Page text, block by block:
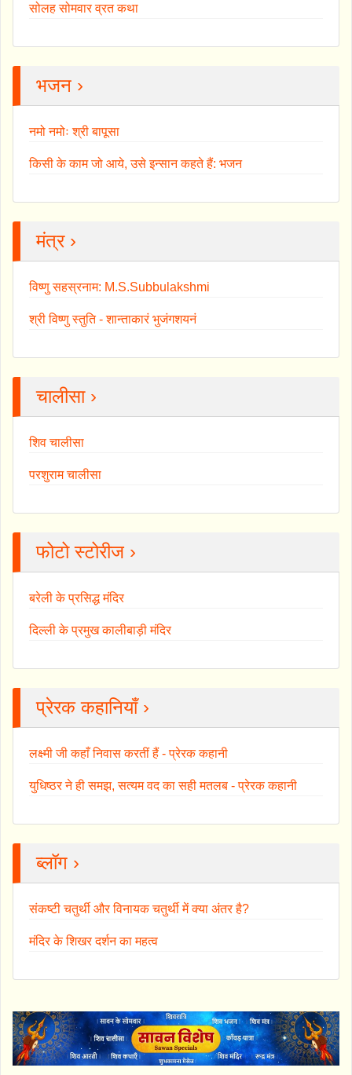
सोलह सोमवार व्रत कथा
भजन ›
नमो नमोः श्री बापूसा
किसी के काम जो आये, उसे इन्सान कहते हैं: भजन
मंत्र ›
विष्णु सहस्रनाम: M.S.Subbulakshmi
श्री विष्णु स्तुति - शान्ताकारं भुजंगशयनं
चालीसा ›
शिव चालीसा
परशुराम चालीसा
फोटो स्टोरीज ›
बरेली के प्रसिद्ध मंदिर
दिल्ली के प्रमुख कालीबाड़ी मंदिर
प्रेरक कहानियाँ ›
लक्ष्मी जी कहाँ निवास करतीं हैं - प्रेरक कहानी
युधिष्ठर ने ही समझ, सत्यम वद का सही मतलब - प्रेरक कहानी
ब्लॉग ›
संकष्टी चतुर्थी और विनायक चतुर्थी में क्या अंतर है?
मंदिर के शिखर दर्शन का महत्व